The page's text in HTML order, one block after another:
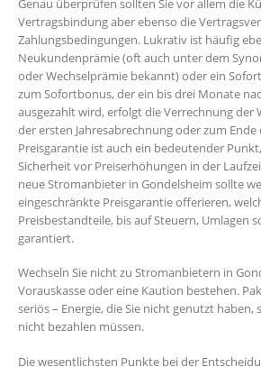
Genau überprüfen sollten Sie vor allem die
Vertragsbindung aber ebenso die
Zahlungsbedingungen. Lukrativ ist häufig
Neukundenprämie (oft auch unter dem
oder Wechselprämie bekannt) oder ein
zum Sofortbonus, der ein bis drei Monate
ausgezahlt wird, erfolgt die Verrechnung der
der ersten Jahresabrechnung oder zum Ende
Preisgarantie ist auch ein bedeutender
Sicherheit vor Preiserhöhungen in der
neue Stromanbieter in Gondelsheim sollte
eingeschränkte Preisgarantie offerieren,
Preisbestandteile, bis auf Steuern, Umlagen
garantiert.
Wechseln Sie nicht zu Stromanbietern in
Vorauskasse oder eine Kaution bestehen.
seriös – Energie, die Sie nicht genutzt haben,
nicht bezahlen müssen.
Die wesentlichsten Punkte bei der